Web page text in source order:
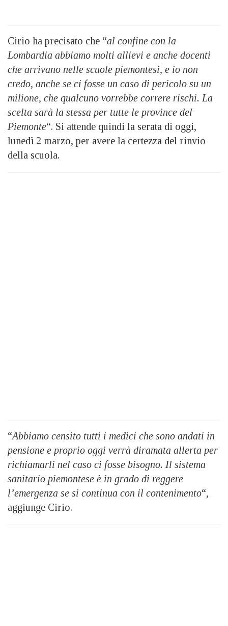
Cirio ha precisato che “al confine con la
Lombardia abbiamo molti allievi e anche docenti
che arrivano nelle scuole piemontesi, e io non
credo, anche se ci fosse un caso di pericolo su un
milione, che qualcuno vorrebbe correre rischi. La
scelta sarà la stessa per tutte le province del
Piemonte“. Si attende quindi la serata di oggi,
lunedì 2 marzo, per avere la certezza del rinvio
della scuola.
“Abbiamo censito tutti i medici che sono andati in
pensione e proprio oggi verrà diramata allerta per
richiamarli nel caso ci fosse bisogno. Il sistema
sanitario piemontese è in grado di reggere
l’emergenza se si continua con il contenimento“,
aggiunge Cirio.